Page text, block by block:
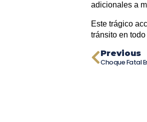
adicionales a
Este trágico
tránsito en
Previous